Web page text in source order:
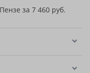
за 7 460 руб.